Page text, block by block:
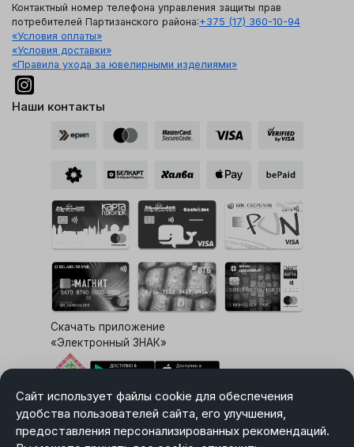
Сайт использует файлы cookie для обеспечения
удобства пользователей сайта, его улучшения,
предоставления персонализированных рекомендаций.
Контактный номер телефона управления защиты прав
потребителей Партизанского района:+375 (17) 360-10-94
«Условия оплаты»
«Условия доставки»
«Правила ухода за ювелирными изделиями»
Наши контакты
Скачать приложение
«Электронный ЗНАК»
Выбор настроек Cookie